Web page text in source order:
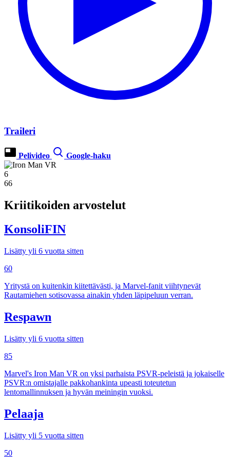
Traileri
Pelivideo Google-haku
6
66
Kriitikoiden arvostelut
KonsoliFIN
Lisätty yli 6 vuotta sitten
60
Yritystä on kuitenkin kiitettävästi, ja Marvel-fanit viihtynevät
Rautamiehen sotisovassa ainakin yhden läpipeluun verran.
Respawn
Lisätty yli 6 vuotta sitten
85
Marvel's Iron Man VR on yksi parhaista PSVR-peleistä ja jokaiselle
PSVR:n omistajalle pakkohankinta upeasti toteutetun
lentomallinnuksen ja hyvän meiningin vuoksi.
Pelaaja
Lisätty yli 5 vuotta sitten
50